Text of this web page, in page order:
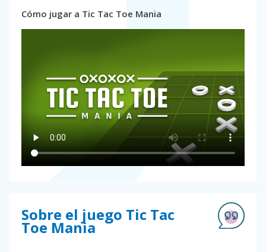
Cómo jugar a Tic Tac Toe Mania
Sobre el juego Tic Tac
Toe Mania